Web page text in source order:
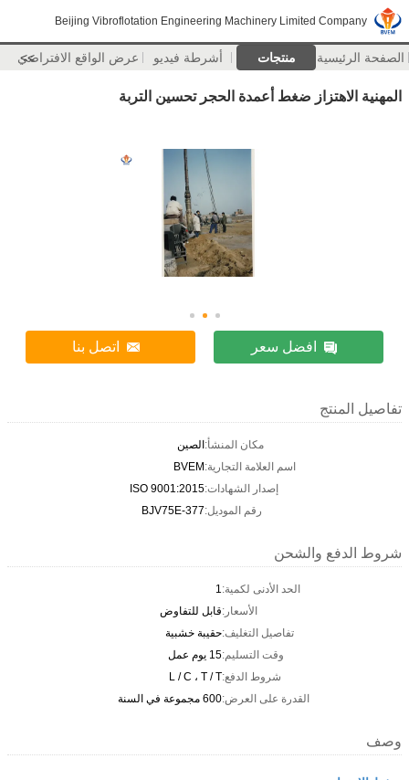
Beijing Vibroflotation Engineering Machinery Limited Company
الصفحة الرئيسية منتجات أشرطة فيديو عرض الواقع الافتراضي
>>
المهنية الاهتزاز ضغط أعمدة الحجر تحسين التربة
افضل سعر اتصل بنا
تفاصيل المنتج
مكان المنشأ:الصين
اسم العلامة التجارية:BVEM
إصدار الشهادات:ISO 9001:2015
رقم الموديل:BJV75E-377
شروط الدفع والشحن
الحد الأدنى لكمية:1
الأسعار:قابل للتفاوض
تفاصيل التغليف:حقيبة خشبية
وقت التسليم:15 يوم عمل
شروط الدفع:L / C ، T / T
القدرة على العرض:600 مجموعة في السنة
وصف